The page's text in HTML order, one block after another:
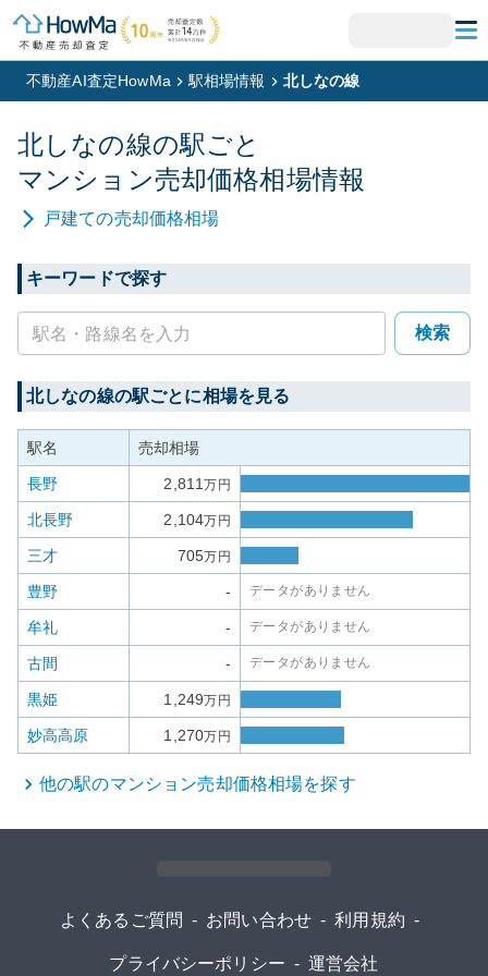
不動産AI査定HowMa 駅相場情報 北しなの線
北しなの線の駅ごと
マンション売却価格相場情報
戸建ての売却価格相場
キーワードで探す
検索
北しなの線の駅ごとに相場を見る
駅名 売却相場
長野 2,811万円
北長野 2,104万円
三才 705万円
豊野 - データがありません
牟礼 - データがありません
古間 - データがありません
黒姫 1,249万円
妙高高原 1,270万円
他の駅のマンション売却価格相場を探す
よくあるご質問 - お問い合わせ - 利用規約 -
プライバシーポリシー - 運営会社